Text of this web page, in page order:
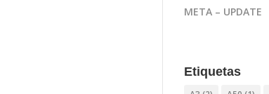
META – UPDATE
Etiquetas